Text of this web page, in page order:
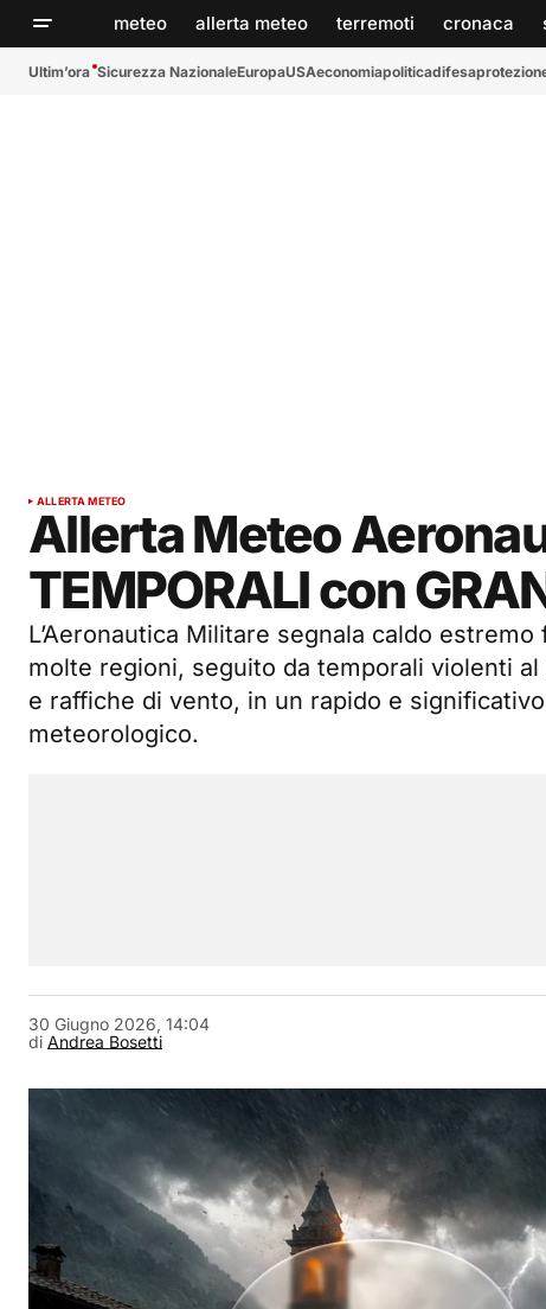
meteo allerta meteo terremoti cronaca
Ultim’ora Sicurezza NazionaleEuropaUSAeconomiapoliticadifesa
ALLERTA METEO
Allerta Meteo
TEMPORALI con
L’Aeronautica Militare segnala caldo
molte regioni, seguito da temporali violenti
e raffiche di vento, in un rapido e
meteorologico.
di Andrea Bosetti
30 Giugno 2026, 14:04